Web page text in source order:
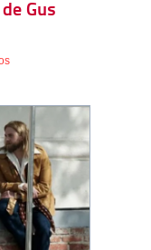
Gus